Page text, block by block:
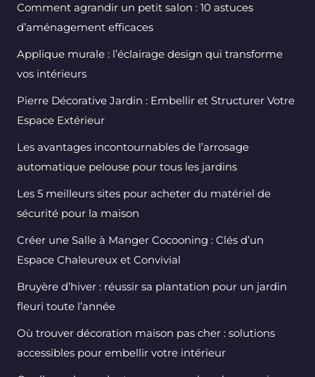
Comment agrandir un petit salon : 10 astuces
d’aménagement efficaces
Applique murale : l’éclairage design qui transforme
vos intérieurs
Pierre Décorative Jardin : Embellir et Structurer Votre
Espace Extérieur
Les avantages incontournables de l’arrosage
automatique pelouse pour tous les jardins
Les 5 meilleurs sites pour acheter du matériel de
sécurité pour la maison
Créer une Salle à Manger Cocooning : Clés d’un
Espace Chaleureux et Convivial
Bruyère d’hiver : réussir sa plantation pour un jardin
fleuri toute l’année
Où trouver décoration maison pas cher : solutions
accessibles pour embellir votre intérieur